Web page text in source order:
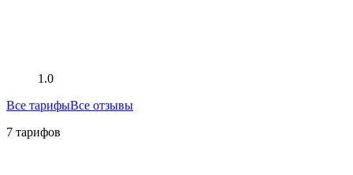
1.0
Все тарифыВсе отзывы
7 тарифов